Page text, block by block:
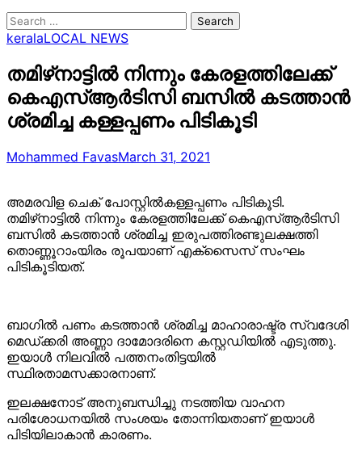
Search
for:
keralaLOCAL NEWS
തമിഴ്‌നാട്ടിൽ നിന്നും കേരളത്തിലേക്ക്
കെഎസ്ആർടിസി ബസിൽ കടത്താൻ
ശ്രമിച്ച കള്ളപ്പണം പിടികൂടി
Mohammed FavasMarch 31, 2021
അമരവിള ചെക് പോസ്റ്റിൽകള്ളപ്പണം പിടികൂടി.
തമിഴ്‌നാട്ടിൽ നിന്നും കേരളത്തിലേക്ക് കെഎസ്ആർടിസി
ബസിൽ കടത്താൻ ശ്രമിച്ച ഇരുപത്തിരണ്ടുലക്ഷത്തി
തൊണ്ണൂറാംയിരം രൂപയാണ് എക്‌സൈസ് സംഘം
പിടികൂടിയത്.
ബാഗിൽ പണം കടത്താൻ ശ്രമിച്ച മാഹാരാഷ്ട്ര സ്വദേശി
മെഡ്ക്കരി അണ്ണാ ദാമോദരിനെ കസ്റ്റഡിയിൽ എടുത്തു.
ഇയാൾ നിലവിൽ പത്തനംതിട്ടയിൽ
സ്ഥിരതാമസക്കാരനാണ്.
ഇലക്ഷനോട് അനുബന്ധിച്ചു നടത്തിയ വാഹന
പരിശോധനയിൽ സംശയം തോന്നിയതാണ് ഇയാൾ
പിടിയിലാകാൻ കാരണം.